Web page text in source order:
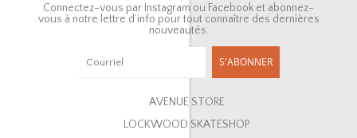
Connectez-vous par Instagram ou Facebook et abonnez-
vous à notre lettre d’info pour tout connaître des dernières
nouveautés.
S'ABONNER
AVENUE STORE
LOCKWOOD SKATESHOP